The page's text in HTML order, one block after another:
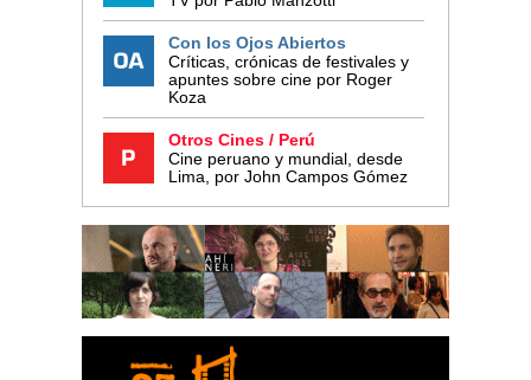
Con los Ojos Abiertos
Críticas, crónicas de festivales y
apuntes sobre cine por Roger
Koza
Otros Cines / Perú
Cine peruano y mundial, desde
Lima, por John Campos Gómez